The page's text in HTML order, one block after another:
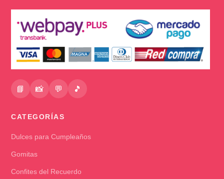
📘 📸 💬 🎵
CATEGORÍAS
Dulces para Cumpleaños
Gomitas
Confites del Recuerdo